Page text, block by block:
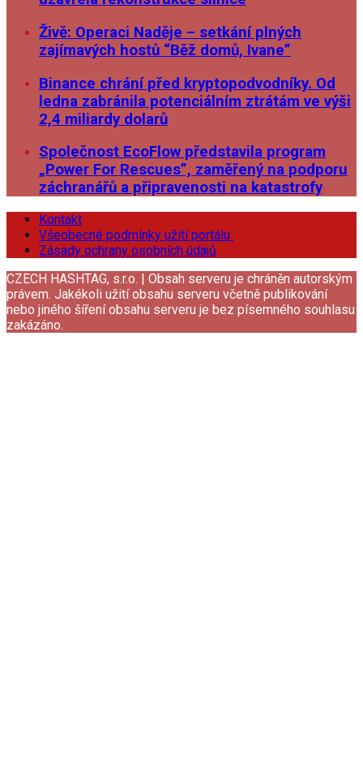
Živě: Operaci Naděje – setkání plných
zajímavých hostů “Běž domů, Ivane”
Binance chrání před kryptopodvodníky. Od
ledna zabránila potenciálním ztrátám ve výši
2,4 miliardy dolarů
Společnost EcoFlow představila program
„Power For Rescues”, zaměřený na podporu
záchranářů a připravenosti na katastrofy
Kontakt
Všeobecné podmínky užití portálu
Zásady ochrany osobních údajů
CZECH HASHTAG, s.r.o. | Obsah serveru je chráněn autorským
právem. Jakékoli užití obsahu serveru včetně publikování
nebo jiného šíření obsahu serveru je bez písemného souhlasu
zakázáno.